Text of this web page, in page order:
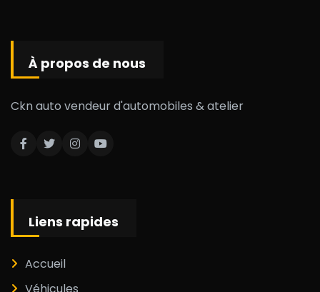
À propos de nous
Ckn auto vendeur d'automobiles & atelier
Liens rapides
Accueil